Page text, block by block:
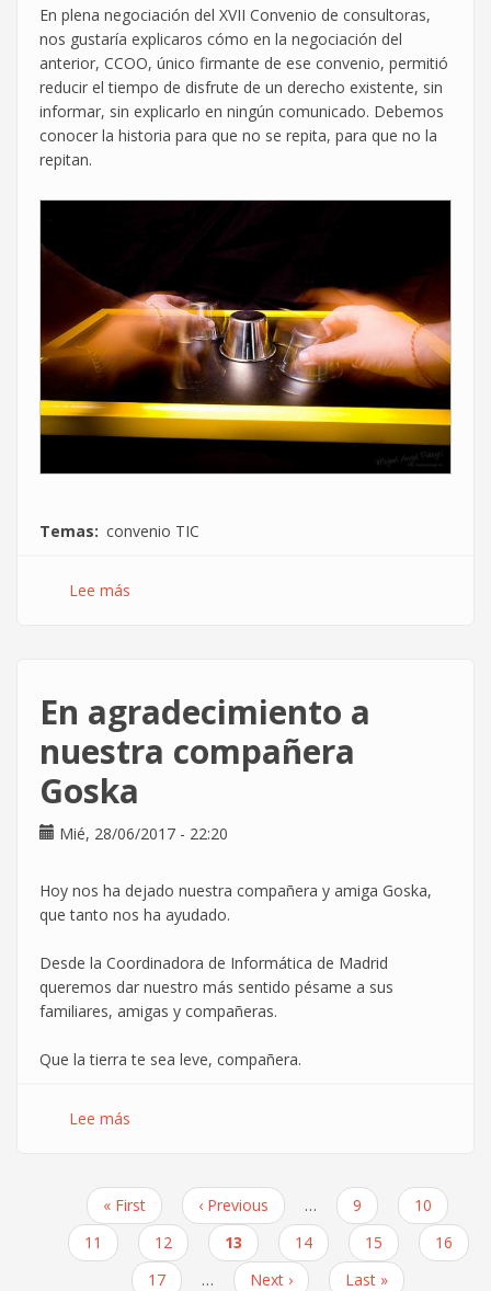
En plena negociación del XVII Convenio de consultoras,
nos gustaría explicaros cómo en la negociación del
anterior, CCOO, único firmante de ese convenio, permitió
reducir el tiempo de disfrute de un derecho existente, sin
informar, sin explicarlo en ningún comunicado. Debemos
conocer la historia para que no se repita, para que no la
repitan.
Temas convenio TIC
Lee más
acumulación
lactancia
en
el
convenio
En agradecimiento a
nuestra compañera
Goska
Mié, 28/06/2017 - 22:20
Hoy nos ha dejado nuestra compañera y amiga Goska,
que tanto nos ha ayudado.
Desde la Coordinadora de Informática de Madrid
queremos dar nuestro más sentido pésame a sus
familiares, amigas y compañeras.
Que la tierra te sea leve, compañera.
Lee más
a
nuestra
compañera
Goska
Paginación
Primera
página
« First
Página
anterior
‹ Previous … Page
9 Page
10
Page
11 Page
12
Página
actual
13 Page
14 Page
15 Page
16
Page
17 …
Siguiente
Next ›
Última
Last »